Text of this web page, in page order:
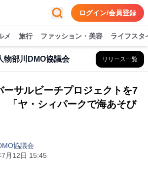
ログイン/会員登録
メ 旅行 ファッション・美容 ライフスタ
物部川DMO協議会 リリース一覧
ーサルビーチプロジェクトを7
ヤ・シィパークで海あそび
協議会
7月12日 15:45